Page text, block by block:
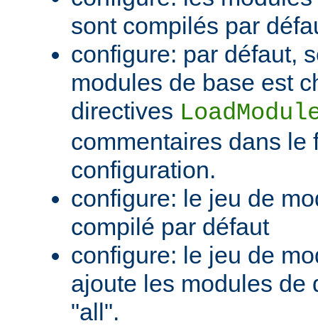
sont compilés par
configure: par défaut,
modules de base est
directives
commentaires dans le
configuration.
configure: le jeu de
compilé par défaut
configure: le jeu de
ajoute les modules de
"all".